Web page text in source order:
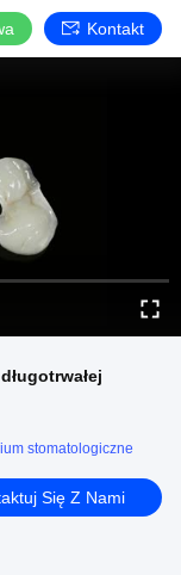
Kontakt
stomatologiczne
Się Z Nami